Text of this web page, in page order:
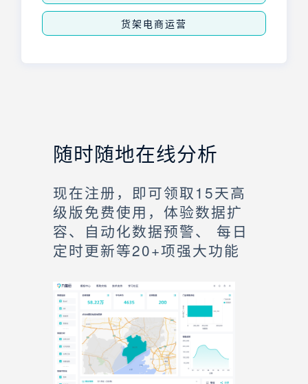
货架电商运营
随时随地在线分析
现在注册，即可领取15天高
级版免费使用，体验数据扩
容、自动化数据预警、 每日
定时更新等20+项强大功能